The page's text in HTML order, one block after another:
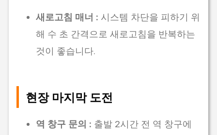
새로고침 매너 : 시스템 차단을 피하기 위
해 수 초 간격으로 새로고침을 반복하는
것이 좋습니다.
현장 마지막 도전
역 창구 문의 : 출발 2시간 전 역 창구에